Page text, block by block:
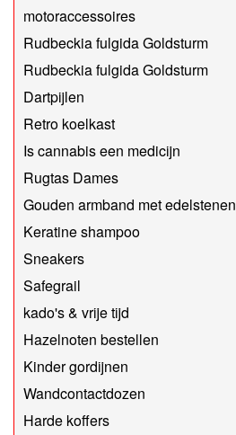
motoraccessoires
Rudbeckia fulgida Goldsturm
Rudbeckia fulgida Goldsturm
Dartpijlen
Retro koelkast
Is cannabis een medicijn
Rugtas Dames
Gouden armband met edelstenen
Keratine shampoo
Sneakers
Safegrail
kado's & vrije tijd
Hazelnoten bestellen
Kinder gordijnen
Wandcontactdozen
Harde koffers